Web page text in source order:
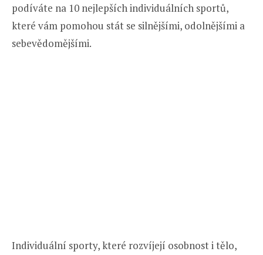
podíváte na 10 nejlepších individuálních sportů,
které vám pomohou stát se silnějšími, odolnějšími a
sebevědomějšími.
Individuální sporty, které rozvíjejí osobnost i tělo,